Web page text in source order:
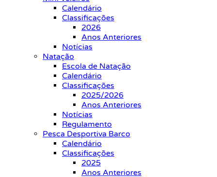
Calendário
Classificações
2026
Anos Anteriores
Notícias
Natação
Escola de Natação
Calendário
Classificações
2025/2026
Anos Anteriores
Notícias
Regulamento
Pesca Desportiva Barco
Calendário
Classificações
2025
Anos Anteriores